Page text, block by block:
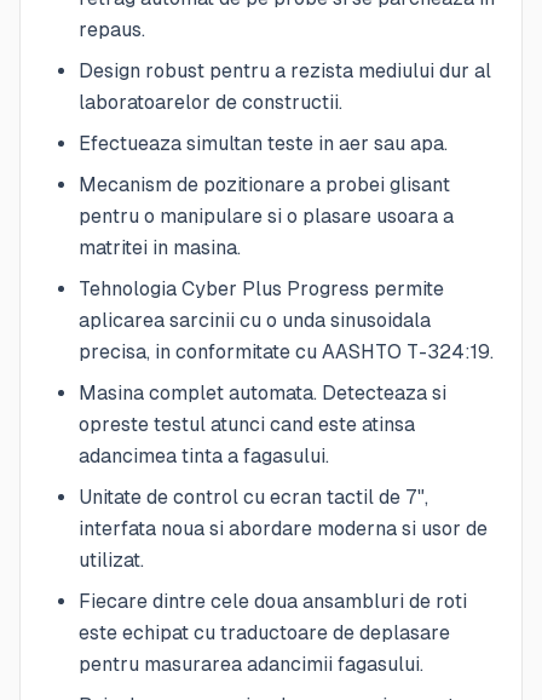
repaus.
Design robust pentru a rezista mediului dur al
laboratoarelor de constructii.
Efectueaza simultan teste in aer sau apa.
Mecanism de pozitionare a probei glisant
pentru o manipulare si o plasare usoara a
matritei in masina.
Tehnologia Cyber Plus Progress permite
aplicarea sarcinii cu o unda sinusoidala
precisa, in conformitate cu AASHTO T-324:19.
Masina complet automata. Detecteaza si
opreste testul atunci cand este atinsa
adancimea tinta a fagasului.
Unitate de control cu ecran tactil de 7",
interfata noua si abordare moderna si usor de
utilizat.
Fiecare dintre cele doua ansambluri de roti
este echipat cu traductoare de deplasare
pentru masurarea adancimii fagasului.